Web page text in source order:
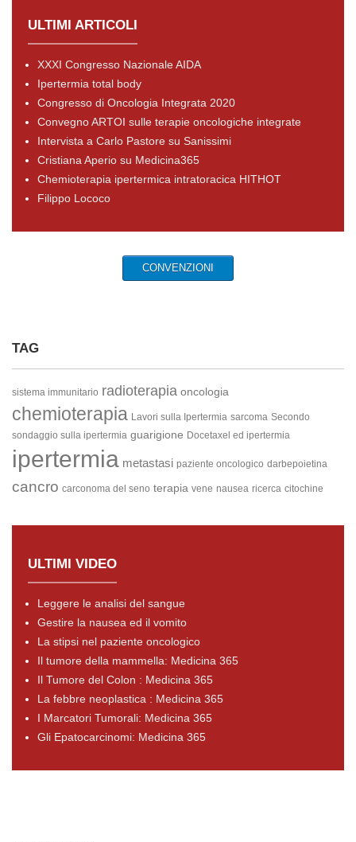
ULTIMI ARTICOLI
XXXI Congresso Nazionale AIDA
Ipertermia total body
Congresso di Oncologia Integrata 2020
Convegno ARTOI sulle terapie oncologiche integrate
Intervista a Carlo Pastore su Sanissimi
Cristiana Aperio su Medicina365
Chemioterapia ipertermica intratoracica HITHOT
Filippo Lococo
CONVENZIONI
TAG
sistema immunitario radioterapia oncologia
chemioterapia Lavori sulla Ipertermia sarcoma Secondo
sondaggio sulla ipertermia guarigione Docetaxel ed ipertermia
ipertermia metastasi paziente oncologico darbepoietina
cancro carconoma del seno terapia vene nausea ricerca citochine
ULTIMI VIDEO
Leggere le analisi del sangue
Gestire la nausea ed il vomito
La stipsi nel paziente oncologico
Il tumore della mammella: Medicina 365
Il Tumore del Colon : Medicina 365
La febbre neoplastica : Medicina 365
I Marcatori Tumorali: Medicina 365
Gli Epatocarcinomi: Medicina 365